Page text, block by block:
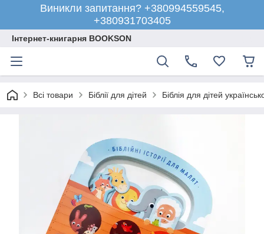
Виникли запитання? +380994559545,
+380931703405
Інтернет-книгарня BOOKSON
Всі товари Біблії для дітей Біблія для дітей